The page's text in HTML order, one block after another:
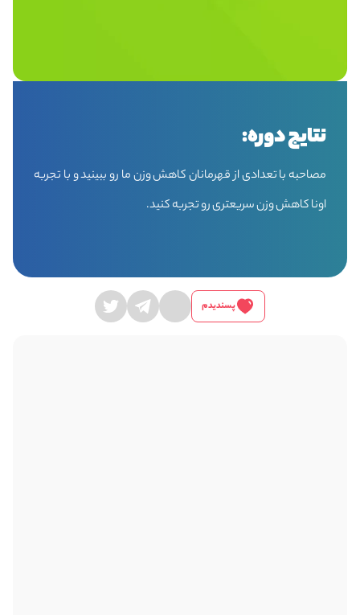
نتایج دوره:
مصاحبه با تعدادی از قهرمانان کاهش وزن ما رو ببینید و با تجربه
اونا کاهش وزن سریعتری رو تجربه کنید.
پسندیدم